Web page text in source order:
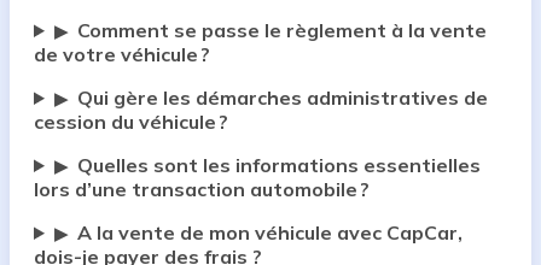
▶ Comment se passe le règlement à la vente
de votre véhicule ?
▶ Qui gère les démarches administratives de
cession du véhicule ?
▶ Quelles sont les informations essentielles
lors d’une transaction automobile ?
▶ A la vente de mon véhicule avec CapCar,
dois-je payer des frais ?